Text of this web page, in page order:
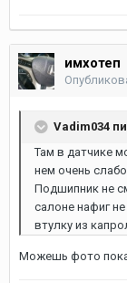
имхотеп
Vadim034
Там в датчике
нем очень
Подшипник не
салоне нафиг
втулку из
Можешь фото